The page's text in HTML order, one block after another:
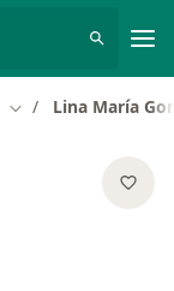
Cambiar de ciudad
Lina María